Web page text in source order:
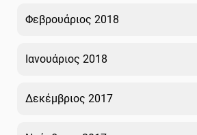
Φεβρουάριος 2018
Ιανουάριος 2018
Δεκέμβριος 2017